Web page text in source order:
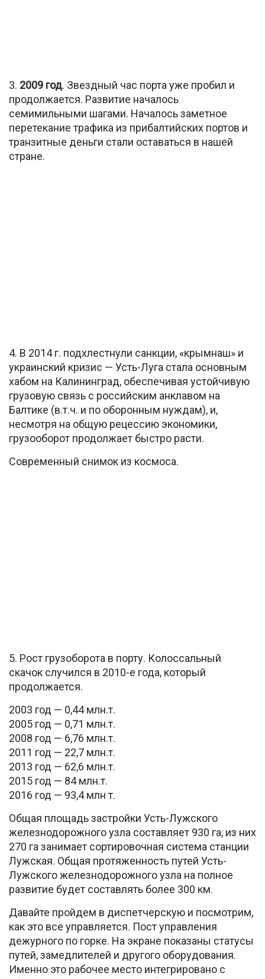
3. 2009 год. Звездный час порта уже пробил и
продолжается. Развитие началось
семимильными шагами. Началось заметное
перетекание трафика из прибалтийских портов и
транзитные деньги стали оставаться в нашей
стране.
4. В 2014 г. подхлестнули санкции, «крымнаш» и
украинский кризис — Усть-Луга стала основным
хабом на Калининград, обеспечивая устойчивую
грузовую связь с российским анклавом на
Балтике (в.т.ч. и по оборонным нуждам), и,
несмотря на общую рецессию экономики,
грузооборот продолжает быстро расти.
Современный снимок из космоса.
5. Рост грузоборота в порту. Колоссальный
скачок случился в 2010-е года, который
продолжается.
2003 год — 0,44 млн.т.
2005 год — 0,71 млн.т.
2008 год — 6,76 млн.т.
2011 год — 22,7 млн.т.
2013 год — 62,6 млн.т.
2015 год — 84 млн.т.
2016 год — 93,4 млн т.
Общая площадь застройки Усть-Лужского
железнодорожного узла составляет 930 га, из них
270 га занимает сортировочная система станции
Лужская. Общая протяженность путей Усть-
Лужского железнодорожного узла на полное
развитие будет составлять более 300 км.
Давайте пройдем в диспетчерскую и посмотрим,
как это все управляется. Пост управления
дежурного по горке. На экране показаны статусы
путей, замедлителей и другого оборудования.
Именно это рабочее место интегрировано с